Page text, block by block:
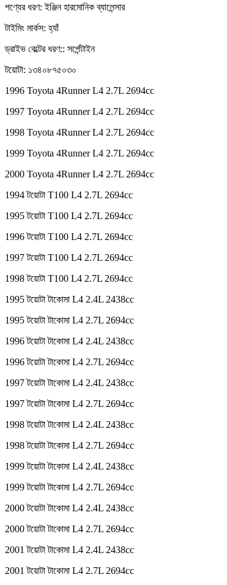
পণ্যের ধরণ: ইঞ্জিন হারমোনিক ব্যালেন্সার
টাইমিং মার্কস: হ্যাঁ
ড্রাইভ বেল্টের ধরণ:: সর্পেন্টাইন
টয়োটা: ১৩৪০৮৭৫০৩০
1996 Toyota 4Runner L4 2.7L 2694cc
1997 Toyota 4Runner L4 2.7L 2694cc
1998 Toyota 4Runner L4 2.7L 2694cc
1999 Toyota 4Runner L4 2.7L 2694cc
2000 Toyota 4Runner L4 2.7L 2694cc
1994 টয়োটা T100 L4 2.7L 2694cc
1995 টয়োটা T100 L4 2.7L 2694cc
1996 টয়োটা T100 L4 2.7L 2694cc
1997 টয়োটা T100 L4 2.7L 2694cc
1998 টয়োটা T100 L4 2.7L 2694cc
1995 টয়োটা টাকোমা L4 2.4L 2438cc
1995 টয়োটা টাকোমা L4 2.7L 2694cc
1996 টয়োটা টাকোমা L4 2.4L 2438cc
1996 টয়োটা টাকোমা L4 2.7L 2694cc
1997 টয়োটা টাকোমা L4 2.4L 2438cc
1997 টয়োটা টাকোমা L4 2.7L 2694cc
1998 টয়োটা টাকোমা L4 2.4L 2438cc
1998 টয়োটা টাকোমা L4 2.7L 2694cc
1999 টয়োটা টাকোমা L4 2.4L 2438cc
1999 টয়োটা টাকোমা L4 2.7L 2694cc
2000 টয়োটা টাকোমা L4 2.4L 2438cc
2000 টয়োটা টাকোমা L4 2.7L 2694cc
2001 টয়োটা টাকোমা L4 2.4L 2438cc
2001 টয়োটা টাকোমা L4 2.7L 2694cc